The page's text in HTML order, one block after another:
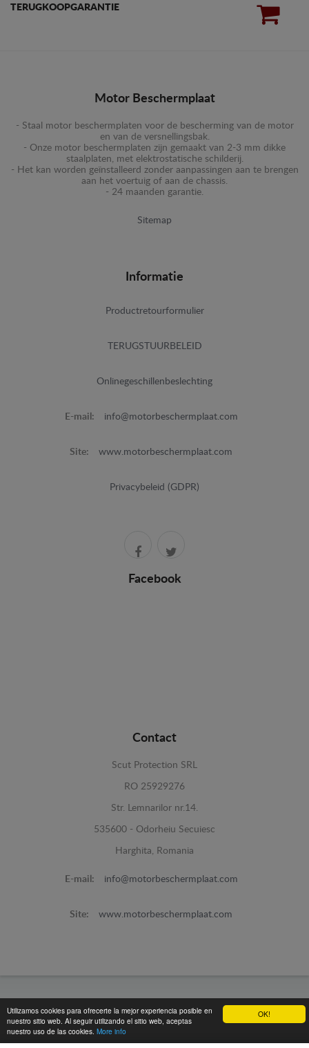
OK!
Utilizamos cookies para ofrecerte la mejor experiencia posible en
nuestro sitio web. Al seguir utilizando el sitio web, aceptas
nuestro uso de las cookies. More info
TERUGKOOPGARANTIE
Motor Beschermplaat
- Staal motor beschermplaten voor de bescherming van de motor
en van de versnellingsbak.
- Onze motor beschermplaten zijn gemaakt van 2-3 mm dikke
staalplaten, met elektrostatische schilderij.
- Het kan worden geïnstalleerd zonder aanpassingen aan te brengen
aan het voertuig of aan de chassis.
- 24 maanden garantie.
Sitemap
Informatie
Productretourformulier
TERUGSTUURBELEID
Onlinegeschillenbeslechting
E-mail: info@motorbeschermplaat.com
Site: www.motorbeschermplaat.com
Privacybeleid (GDPR)
Facebook
Contact
Scut Protection SRL
RO 25929276
Str. Lemnarilor nr.14.
535600 - Odorheiu Secuiesc
Harghita, Romania
E-mail: info@motorbeschermplaat.com
Site: www.motorbeschermplaat.com